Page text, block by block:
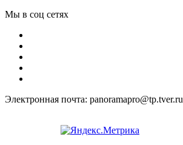
Мы в соц сетях
Электронная почта: panoramapro@tp.tver.ru